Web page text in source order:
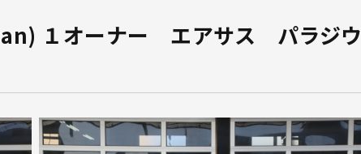
１オーナー エアサス パラジウ